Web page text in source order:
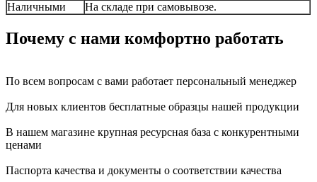
Наличными
На складе при самовывозе.
Почему с нами комфортно работать
По всем вопросам с вами работает персональный менеджер
Для новых клиентов бесплатные образцы нашей продукции
В нашем магазине крупная ресурсная база с конкурентными
ценами
Паспорта качества и документы о соответствии качества